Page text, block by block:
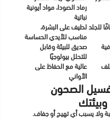
رماد الصودا، مواد أيونية
نباتية
للجلدلطيف على البشرة،
مناسب للأيدي الحساسة
صديق للبيئة وقابل
للتحلل بيولوجيًا
عالية مع الحفاظ على
الأواني
الصحون
ولا يسبب أي تهيج أو جفاف.